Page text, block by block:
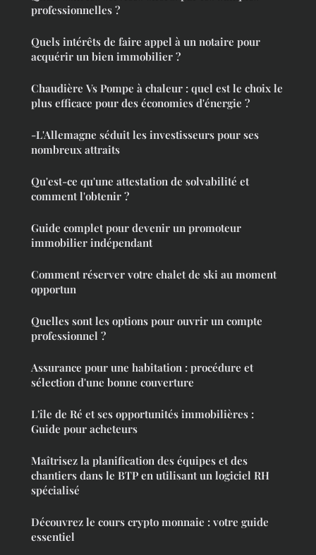
professionnelles ?
Quels intérêts de faire appel à un notaire pour
acquérir un bien immobilier ?
Chaudière Vs Pompe à chaleur : quel est le choix le
plus efficace pour des économies d'énergie ?
-L'Allemagne séduit les investisseurs pour ses
nombreux attraits
Qu'est-ce qu'une attestation de solvabilité et
comment l'obtenir ?
Guide complet pour devenir un promoteur
immobilier indépendant
Comment réserver votre chalet de ski au moment
opportun
Quelles sont les options pour ouvrir un compte
professionnel ?
Assurance pour une habitation : procédure et
sélection d'une bonne couverture
L'île de Ré et ses opportunités immobilières :
Guide pour acheteurs
Maîtrisez la planification des équipes et des
chantiers dans le BTP en utilisant un logiciel RH
spécialisé
Découvrez le cours crypto monnaie : votre guide
essentiel